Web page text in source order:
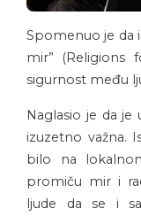
Spomenuo je da
mir” (Religions
sigurnost među
Naglasio je da
izuzetno važna.
bilo na
promiču mir i
ljude da se i